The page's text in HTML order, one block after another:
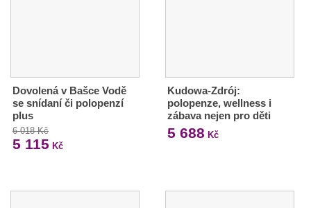
Dovolená v Bašce Vodě
se snídaní či polopenzí
plus
6 018 Kč
5 115 Kč
Kudowa-Zdrój:
polopenze, wellness i
zábava nejen pro děti
5 688 Kč